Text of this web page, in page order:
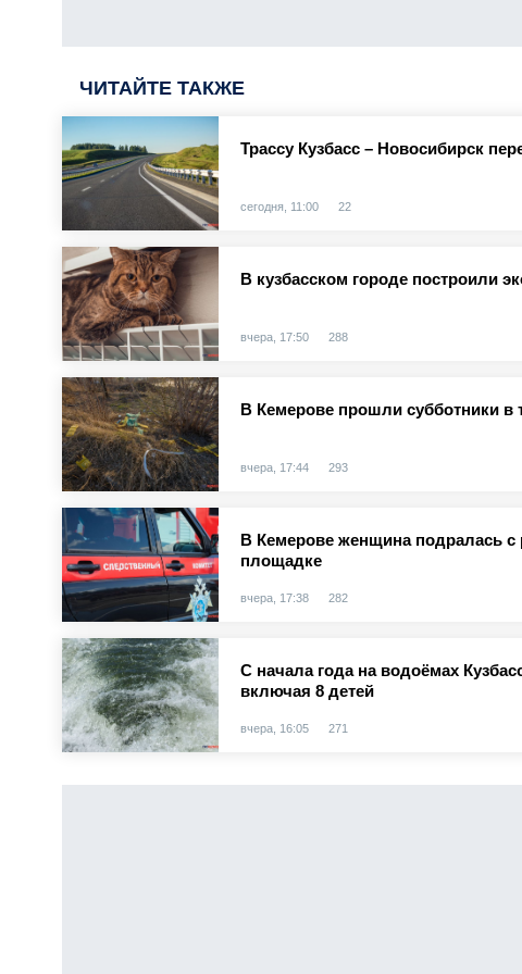
ЧИТАЙТЕ ТАКЖЕ
Трассу Кузбасс – Новосибирск
сегодня, 11:00 22
В кузбасском городе построили
вчера, 17:50 288
В Кемерове прошли субботники в
вчера, 17:44 293
В Кемерове женщина подралась с
площадке
вчера, 17:38 282
С начала года на водоёмах
включая 8 детей
вчера, 16:05 271